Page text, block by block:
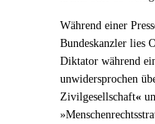
Während einer
Bundeskanzler lies
Diktator während
unwidersprochen
Zivilgesellschaft«
»